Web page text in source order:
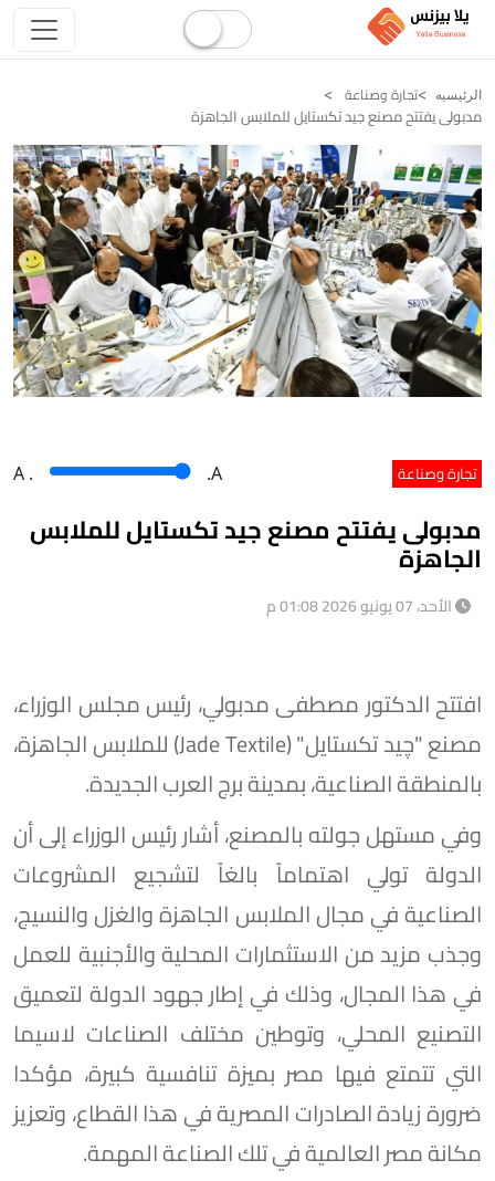
الرئيسيه تجارة وصناعة
مدبولى يفتتح مصنع جيد تكستايل للملابس الجاهزة
تجارة وصناعة A . .A
مدبولى يفتتح مصنع جيد تكستايل للملابس
الجاهزة
الأحد، 07 يونيو 2026 01:08 م
افتتح الدكتور مصطفى مدبولي، رئيس مجلس الوزراء،
مصنع "چيد تكستايل" (Jade Textile) للملابس الجاهزة،
بالمنطقة الصناعية، بمدينة برج العرب الجديدة.
وفي مستهل جولته بالمصنع، أشار رئيس الوزراء إلى أن
الدولة تولي اهتماماً بالغاً لتشجيع المشروعات
الصناعية في مجال الملابس الجاهزة والغزل والنسيج،
وجذب مزيد من الاستثمارات المحلية والأجنبية للعمل
في هذا المجال، وذلك في إطار جهود الدولة لتعميق
التصنيع المحلي، وتوطين مختلف الصناعات لاسيما
التي تتمتع فيها مصر بميزة تنافسية كبيرة، مؤكدا
ضرورة زيادة الصادرات المصرية في هذا القطاع، وتعزيز
مكانة مصر العالمية في تلك الصناعة المهمة.